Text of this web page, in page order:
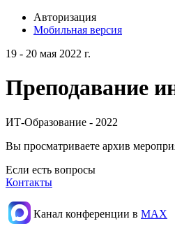
Авторизация
Мобильная версия
19 - 20 мая 2022 г.
Преподавание
ИТ-Образование - 2022
Вы просматриваете архив
Если есть вопросы
Контакты
Канал конференции в МАХ